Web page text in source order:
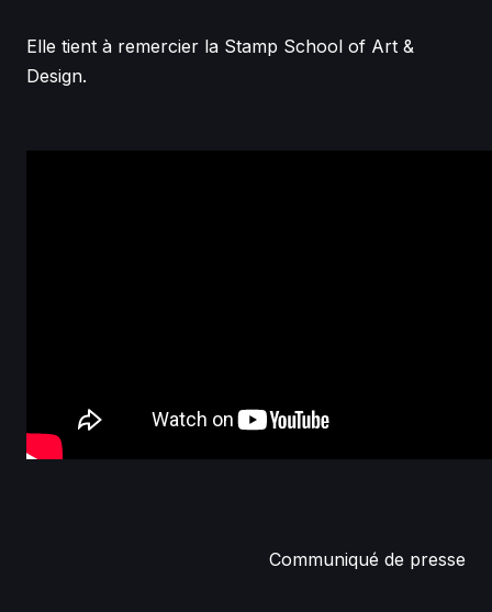
Elle tient à remercier la Stamp School of Art &
Design.
Communiqué de presse